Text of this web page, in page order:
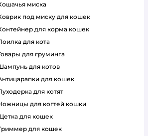
кошачья миска
коврик под миску для кошек
контейнер для корма кошек
поилка для кота
товары для груминга
шампунь для котов
антицарапки для кошек
пуходерка для котят
ножницы для когтей кошки
щетка для кошек
триммер для кошек